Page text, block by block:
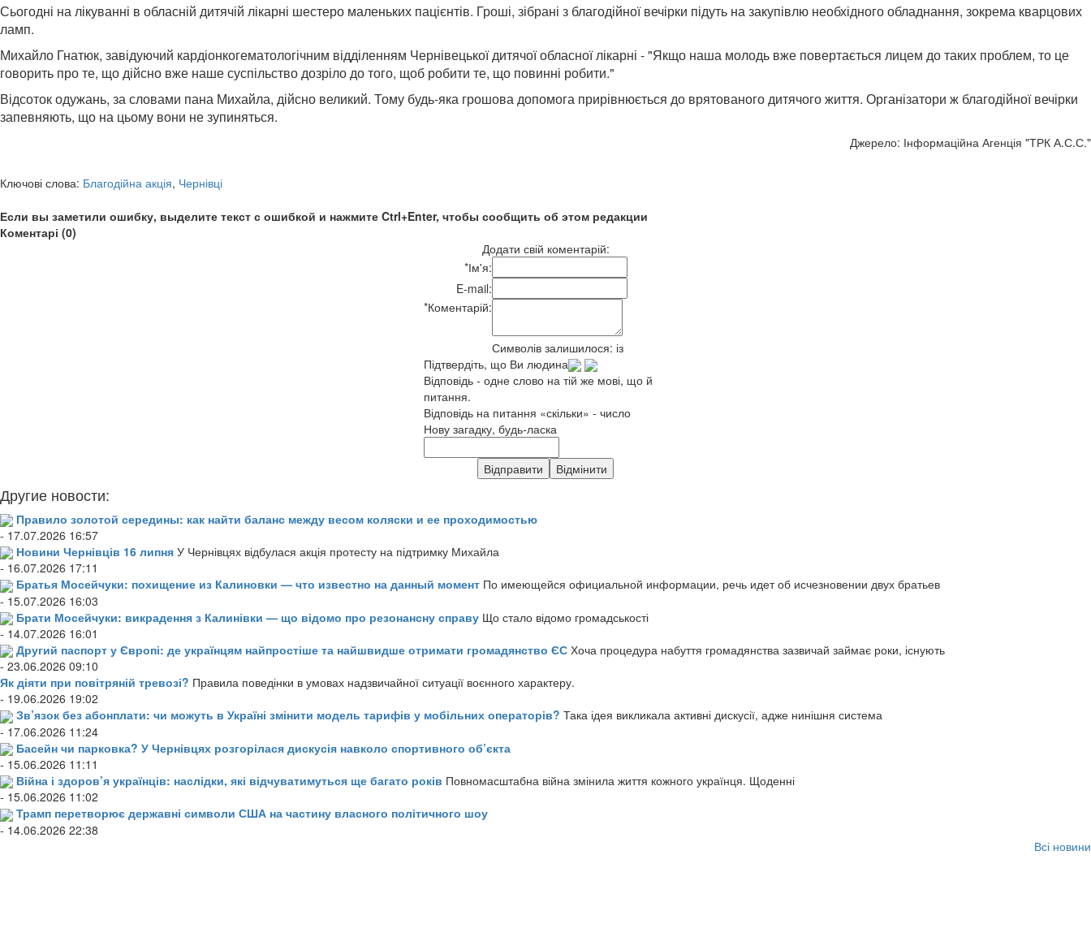
Сьогодні на лікуванні в обласній дитячій лікарні шестеро маленьких пацієнтів. Гроші, зібрані з благодійної вечірки підуть на закупівлю необхідного обладнання, зокрема кварцових
ламп.
Михайло Гнатюк, завідуючий кардіонкогематологічним відділенням Чернівецької дитячої обласної лікарні - "Якщо наша молодь вже повертається лицем до таких проблем, то це
говорить про те, що дійсно вже наше суспільство дозріло до того, щоб робити те, що повинні робити."
Відсоток одужань, за словами пана Михайла, дійсно великий. Тому будь-яка грошова допомога прирівнюється до врятованого дитячого життя. Організатори ж благодійної вечірки
запевняють, що на цьому вони не зупиняться.
Джерело: Інформаційна Агенція "ТРК А.С.С."
Ключові слова: Благодійна акція, Чернівці
Если вы заметили ошибку, выделите текст с ошибкой и нажмите Ctrl+Enter, чтобы сообщить об этом редакции
Коментарі (0)
Додати свій коментарій:
*Ім'я:
E-mail:
*Коментарій:
Символів залишилося: із
Підтвердіть, що Ви людина
Відповідь - одне слово на тій же мові, що й
питання.
Відповідь на питання «скільки» - число
Нову загадку, будь-ласка
Другие новости:
Правило золотой середины: как найти баланс между весом коляски и ее проходимостью
- 17.07.2026 16:57
Новини Чернівців 16 липня У Чернівцях відбулася акція протесту на підтримку Михайла
- 16.07.2026 17:11
Братья Мосейчуки: похищение из Калиновки — что известно на данный момент По имеющейся официальной информации, речь идет об исчезновении двух братьев
- 15.07.2026 16:03
Брати Мосейчуки: викрадення з Калинівки — що відомо про резонансну справу Що стало відомо громадськості
- 14.07.2026 16:01
Другий паспорт у Європі: де українцям найпростіше та найшвидше отримати громадянство ЄС Хоча процедура набуття громадянства зазвичай займає роки, існують
- 23.06.2026 09:10
Як діяти при повітряній тревозі? Правила поведінки в умовах надзвичайної ситуації воєнного характеру.
- 19.06.2026 19:02
Зв’язок без абонплати: чи можуть в Україні змінити модель тарифів у мобільних операторів? Така ідея викликала активні дискусії, адже нинішня система
- 17.06.2026 11:24
Басейн чи парковка? У Чернівцях розгорілася дискусія навколо спортивного об’єкта
- 15.06.2026 11:11
Війна і здоров’я українців: наслідки, які відчуватимуться ще багато років Повномасштабна війна змінила життя кожного українця. Щоденні
- 15.06.2026 11:02
Трамп перетворює державні символи США на частину власного політичного шоу
- 14.06.2026 22:38
Всі новини